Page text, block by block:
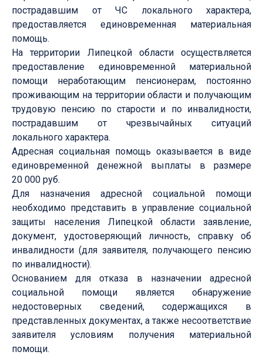
пострадавшим от ЧС локального характера,
предоставляется единовременная материальная
помощь.
На территории Липецкой области осуществляется
предоставление единовременной материальной
помощи неработающим пенсионерам, постоянно
проживающим на территории области и получающим
трудовую пенсию по старости и по инвалидности,
пострадавшим от чрезвычайных ситуаций
локального характера.
Адресная социальная помощь оказывается в виде
единовременной денежной выплаты в размере
20 000 руб.
Для назначения адресной социальной помощи
необходимо представить в управление социальной
защиты населения Липецкой области заявление,
документ, удостоверяющий личность, справку об
инвалидности (для заявителя, получающего пенсию
по инвалидности).
Основанием для отказа в назначении адресной
социальной помощи является обнаружение
недостоверных сведений, содержащихся в
представленных документах, а также несоответствие
заявителя условиям получения материальной
помощи.